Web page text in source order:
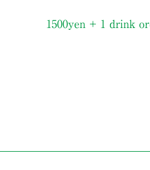
1500yen ＋ 1 drink